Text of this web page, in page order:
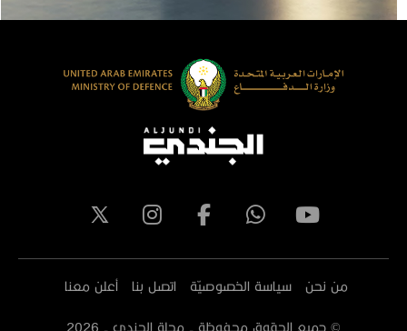
من نحن سياسة الخصوصيّة اتصل بنا أعلن معنا
© جميع الحقوق محفوظة - مجلة الجندي - 2026